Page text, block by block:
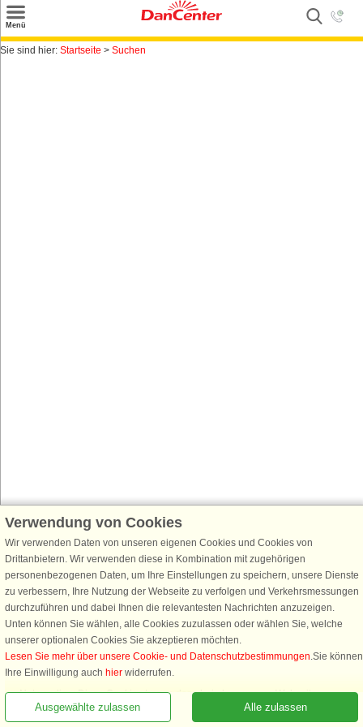
Rufen Sie an, um zu buchen
Menü
Suchen
Sie sind hier: Startseite > Suchen
Verwendung von Cookies
Wir verwenden Daten von unseren eigenen Cookies und Cookies von
Drittanbietern. Wir verwenden diese in Kombination mit zugehörigen
personenbezogenen Daten, um Ihre Einstellungen zu speichern, unsere Dienste
zu verbessern, Ihre Nutzung der Webseite zu verfolgen und Verkehrsmessungen
durchzuführen und dabei Ihnen die relevantesten Nachrichten anzuzeigen.
Unten können Sie wählen, alle Cookies zuzulassen oder wählen Sie, welche
unserer optionalen Cookies Sie akzeptieren möchten.
Lesen Sie mehr über unsere Cookie- und Datenschutzbestimmungen.Sie können
Ihre Einwilligung auch hier widerrufen.
Notwendige: Diese Cookies tragen dazu bei, dass unsere Webseite
funktioniert, indem sie grundlegende Funktionen, wie das Erinnern an die
Alle zulassen
Ausgewählte zulassen